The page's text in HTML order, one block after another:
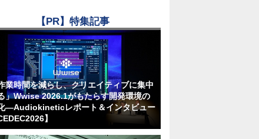
【PR】特集記事
作業時間を減らし、クリエイティブに集中
」Wwise 2026.1がもたらす開発環境の
―Audiokineticレポート＆インタビュー
】